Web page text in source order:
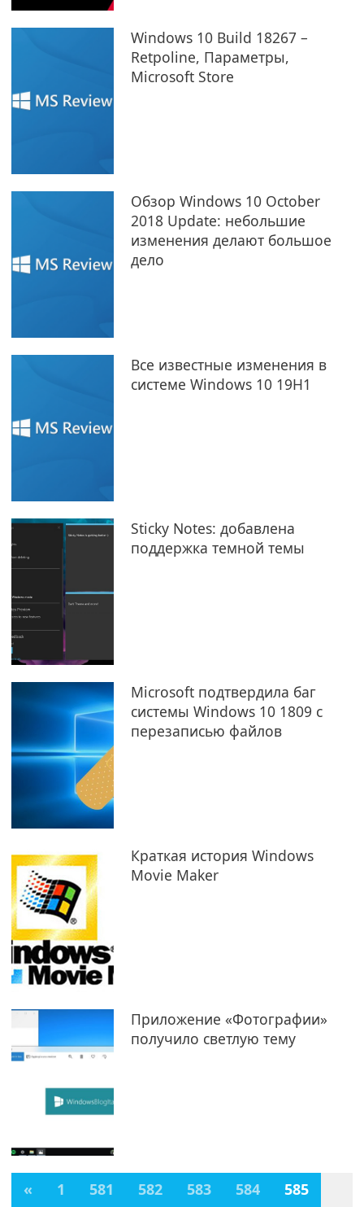
Windows 10 Build 18267 –
Retpoline, Параметры,
Microsoft Store
Обзор Windows 10 October
2018 Update: небольшие
изменения делают большое
дело
Все известные изменения в
системе Windows 10 19H1
Sticky Notes: добавлена
поддержка темной темы
Microsoft подтвердила баг
системы Windows 10 1809 с
перезаписью файлов
Краткая история Windows
Movie Maker
Приложение «Фотографии»
получило светлую тему
« 1 581 582 583 584 585